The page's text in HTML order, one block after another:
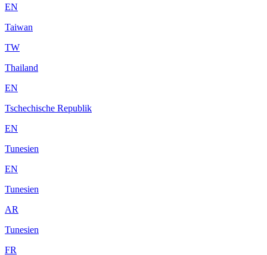
EN
Taiwan
TW
Thailand
EN
Tschechische Republik
EN
Tunesien
EN
Tunesien
AR
Tunesien
FR